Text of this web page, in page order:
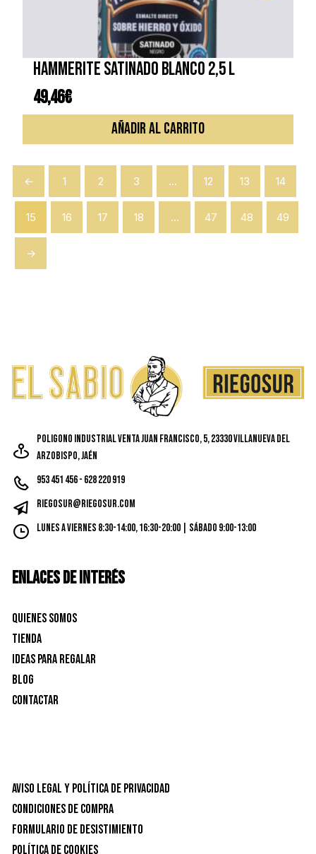
HAMMERITE SATINADO BLANCO 2,5 L
49,46€
AÑADIR AL CARRITO
← 1 2 3 … 12 13 14
15 16 17 18 … 47 48 49
→
Poligono Industrial Venta Juan Francisco, 5, 23330 Villanueva del
Arzobispo, Jaén
953 451 456 - 628 220 919
riegosur@riegosur.com
Lunes a Viernes 8:30-14:00, 16:30-20:00 | Sábado 9:00-13:00
ENLACES DE INTERÉS
Quienes Somos
Tienda
Ideas para Regalar
Blog
Contactar
Aviso Legal y Política de privacidad
Condiciones de Compra
Formulario de desistimiento
Política de Cookies